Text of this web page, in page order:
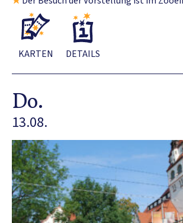
KARTEN DETAILS
Do.
13.08.